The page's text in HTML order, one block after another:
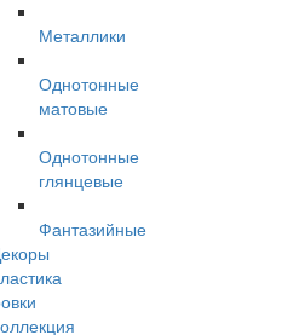
Металлики
Однотонные
матовые
Однотонные
глянцевые
Фантазийные